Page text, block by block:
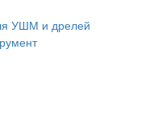
УШМ и дрелей